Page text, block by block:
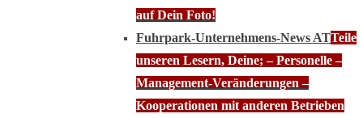
auf Dein Foto!
Fuhrpark-Unternehmens-News ATTeile
unseren Lesern, Deine; – Personelle –
Management-Veränderungen –
Kooperationen mit anderen Betrieben